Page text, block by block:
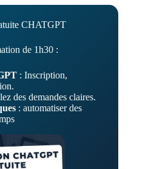
CHATGPT
de 1h30 :
: Inscription,
des demandes claires.
: automatiser des